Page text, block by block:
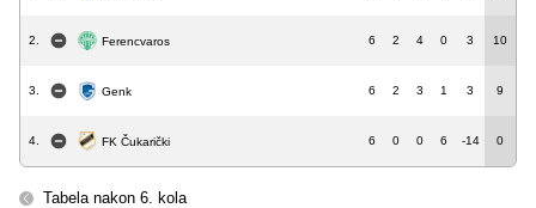
2. Ferencvaros 6 2 4 0 3 10
3. Genk 6 2 3 1 3 9
4. FK Čukarički 6 0 0 6 -14 0
Tabela nakon 6. kola